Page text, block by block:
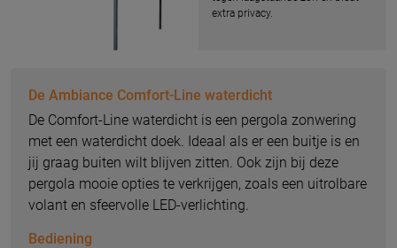
extra privacy.
De Ambiance Comfort-Line waterdicht
De Comfort-Line waterdicht is een pergola zonwering
met een waterdicht doek. Ideaal als er een buitje is en
jij graag buiten wilt blijven zitten. Ook zijn bij deze
pergola mooie opties te verkrijgen, zoals een uitrolbare
volant en sfeervolle LED-verlichting.
Bediening